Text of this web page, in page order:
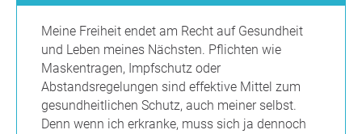
Meine Freiheit endet am Recht auf Gesundheit
und Leben meines Nächsten. Pflichten wie
Maskentragen, Impfschutz oder
Abstandsregelungen sind effektive Mittel zum
gesundheitlichen Schutz, auch meiner selbst.
Denn wenn ich erkranke, muss sich ja dennoch